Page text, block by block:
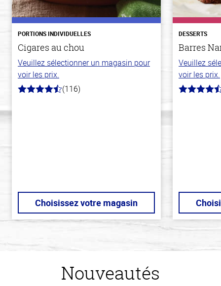
PORTIONS INDIVIDUELLES
Cigares au chou
Veuillez sélectionner un magasin pour
voir les prix.
4.2
(116)
Choisissez votre magasin
DESSERTS
Barres
Veuillez
voir les prix.
4.4
Nouveautés